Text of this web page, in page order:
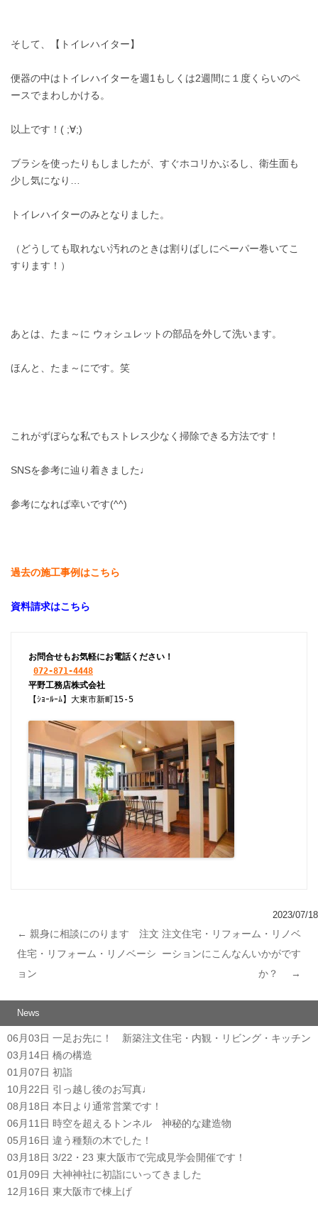
そして、【トイレハイター】
便器の中はトイレハイターを週1もしくは2週間に１度くらいのペ
ースでまわしかける。
以上です！( ;∀;)
ブラシを使ったりもしましたが、すぐホコリかぶるし、衛生面も
少し気になり…
トイレハイターのみとなりました。
（どうしても取れない汚れのときは割りばしにペーパー巻いてこ
すります！）
あとは、たま～に ウォシュレットの部品を外して洗います。
ほんと、たま～にです。笑
これがずぼらな私でもストレス少なく掃除できる方法です！
SNSを参考に辿り着きました♩
参考になれば幸いです(^^)
過去の施工事例はこちら
資料請求はこちら
お問合せもお気軽にお電話ください！
072-871-4448
【ｼｮｰﾙｰﾑ】大東市新町15-5
2023/07/18
← 親身に相談にのります 注文
住宅・リフォーム・リノベーシ
ョン
注文住宅・リフォーム・リノベ
ーションにこんなんいかがです
か？
→
News
06月03日 一足お先に！ 新築注文住宅・内観・リビング・キッチン
03月14日 橋の構造
01月07日 初詣
10月22日 引っ越し後のお写真♩
08月18日 本日より通常営業です！
06月11日 時空を超えるトンネル 神秘的な建造物
05月16日 違う種類の木でした！
03月18日 3/22・23 東大阪市で完成見学会開催です！
01月09日 大神神社に初詣にいってきました
12月16日 東大阪市で棟上げ